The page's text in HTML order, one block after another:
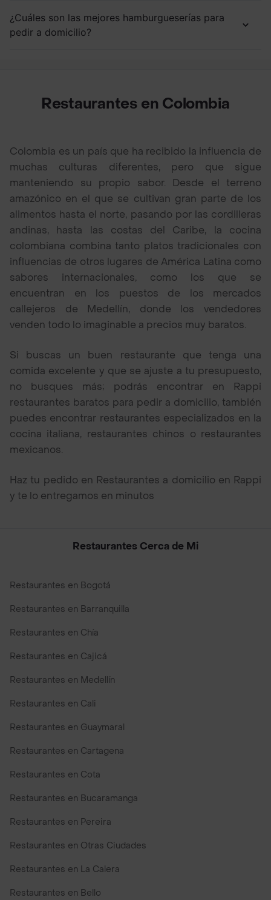
¿Cuáles son las mejores hamburgueserías para
pedir a domicilio?
Restaurantes en Colombia
Colombia es un país que ha recibido la influencia de
muchas culturas diferentes, pero que sigue
manteniendo su propio sabor. Desde el terreno
amazónico en el que se cultivan gran parte de los
alimentos hasta el norte, pasando por las cordilleras
andinas, hasta las costas del Caribe, la cocina
colombiana combina tanto platos tradicionales con
influencias de otros lugares de América Latina como
sabores internacionales, como los que se
encuentran en los puestos de los mercados
callejeros de Medellín, donde los vendedores
venden todo lo imaginable a precios muy baratos.
Si buscas un buen restaurante que tenga una
comida excelente y que se ajuste a tu presupuesto,
no busques más; podrás encontrar en Rappi
restaurantes baratos para pedir a domicilio, también
puedes encontrar restaurantes especializados en la
cocina italiana, restaurantes chinos o restaurantes
mexicanos.
Haz tu pedido en Restaurantes a domicilio en Rappi
y te lo entregamos en minutos
Restaurantes Cerca de Mi
Restaurantes en Bogotá
Restaurantes en Barranquilla
Restaurantes en Chía
Restaurantes en Cajicá
Restaurantes en Medellín
Restaurantes en Cali
Restaurantes en Guaymaral
Restaurantes en Cartagena
Restaurantes en Cota
Restaurantes en Bucaramanga
Restaurantes en Pereira
Restaurantes en Otras Ciudades
Restaurantes en La Calera
Restaurantes en Bello